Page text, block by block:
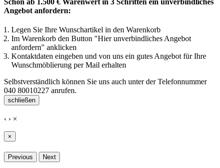
Angebot anfordern:
Legen Sie Ihre Wunschartikel in den Warenkorb
Im Warenkorb den Button "Hier unverbindliches Angebot
anfordern" anklicken
Kontaktdaten eingeben und von uns ein gutes Angebot für Ihre
Wunschmöblierung per Mail erhalten
Selbstverständlich können Sie uns auch unter der Telefonnummer
040 80010227 anrufen.
schließen
‹ › ×
×
Previous Next